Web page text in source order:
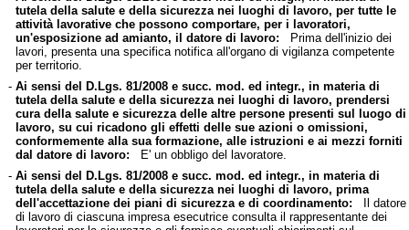
tutela della salute e della sicurezza nei luoghi di lavoro, per tutte le
attività lavorative che possono comportare, per i lavoratori,
un'esposizione ad amianto, il datore di lavoro: Prima dell'inizio dei
lavori, presenta una specifica notifica all'organo di vigilanza competente
per territorio.
- Ai sensi del D.Lgs. 81/2008 e succ. mod. ed integr., in materia di
tutela della salute e della sicurezza nei luoghi di lavoro, prendersi
cura della salute e sicurezza delle altre persone presenti sul luogo di
lavoro, su cui ricadono gli effetti delle sue azioni o omissioni,
conformemente alla sua formazione, alle istruzioni e ai mezzi forniti
dal datore di lavoro: E' un obbligo del lavoratore.
- Ai sensi del D.Lgs. 81/2008 e succ. mod. ed integr., in materia di
tutela della salute e della sicurezza nei luoghi di lavoro, prima
dell'accettazione dei piani di sicurezza e di coordinamento: Il datore
di lavoro di ciascuna impresa esecutrice consulta il rappresentante dei